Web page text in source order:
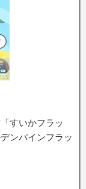
すいかフラッ
ンパインフラッ